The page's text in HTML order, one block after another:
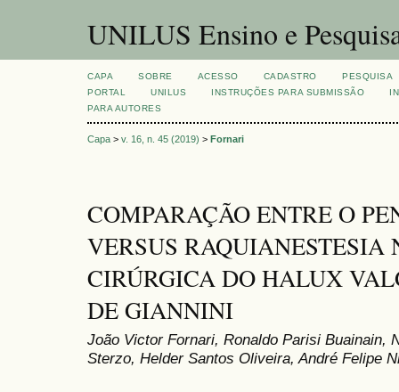
UNILUS Ensino e
CAPA SOBRE ACESSO CADASTRO
PESQUISA
PORTAL
UNILUS INSTRUÇÕES PARA SUBMISSÃO
PARA AUTORES
Capa > v. 16, n. 45 (2019) > Fornari
COMPARAÇÃO ENTRE O
VERSUS RAQUIANESTESIA
CIRÚRGICA DO HALUX
DE GIANNINI
João Victor Fornari, Ronaldo Parisi Buainain,
Sterzo, Helder Santos Oliveira, André Felipe